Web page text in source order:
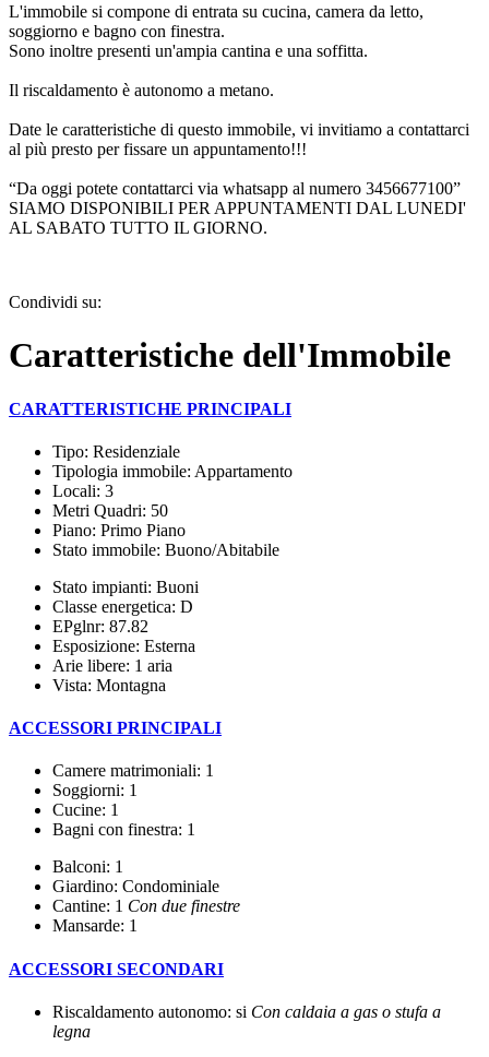
L'immobile si compone di entrata su cucina, camera da letto,
soggiorno e bagno con finestra.
Sono inoltre presenti un'ampia cantina e una soffitta.
Il riscaldamento è autonomo a metano.
Date le caratteristiche di questo immobile, vi invitiamo a contattarci
al più presto per fissare un appuntamento!!!
“Da oggi potete contattarci via whatsapp al numero 3456677100”
SIAMO DISPONIBILI PER APPUNTAMENTI DAL LUNEDI'
AL SABATO TUTTO IL GIORNO.
Condividi su:
Caratteristiche dell'Immobile
CARATTERISTICHE PRINCIPALI
Tipo: Residenziale
Tipologia immobile: Appartamento
Locali: 3
Metri Quadri: 50
Piano: Primo Piano
Stato immobile: Buono/Abitabile
Stato impianti: Buoni
Classe energetica: D
EPglnr: 87.82
Esposizione: Esterna
Arie libere: 1 aria
Vista: Montagna
ACCESSORI PRINCIPALI
Camere matrimoniali: 1
Soggiorni: 1
Cucine: 1
Bagni con finestra: 1
Balconi: 1
Giardino: Condominiale
Cantine: 1 Con due finestre
Mansarde: 1
ACCESSORI SECONDARI
Riscaldamento autonomo: si Con caldaia a gas o stufa a
legna